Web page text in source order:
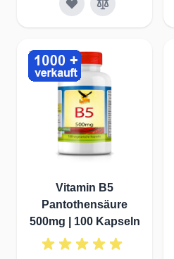
Vitamin B5
Pantothensäure
500mg | 100 Kapseln